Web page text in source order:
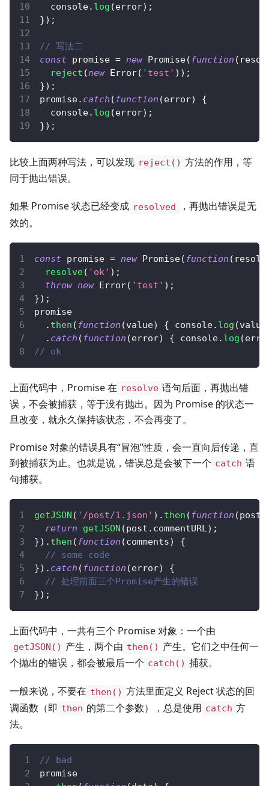
console. log (error) ;
}) ;
// 写法二
const promise = new Promise( function (
reject (new Error( 'test' ) ) ;
}) ;
promise. catch ( function (error)
{
console. log (error) ;
}) ;
比较上面两种写法，可以发现 reject() 方法的作用，等
同于抛出错误。
如果 Promise 状态已经变成 resolved
，再抛出错误是无
效的。
const promise = new Promise( function (
resolve( 'ok' ) ;
throw new Error( 'test' ) ;
}) ;
promise
. then ( function (value) { console. log (value
. catch ( function (error) { console. log (
// ok
上面代码中，Promise 在 resolve 语句后面，再抛出错
误，不会被捕获，等于没有抛出。因为 Promise 的状态一
旦改变，就永久保持该状态，不会再变了。
Promise 对象的错误具有“冒泡”性质，会一直向后传递，直
到被捕获为止。也就是说，错误总是会被下一个 catch 语
句捕获。
getJSON ( '/post/1.json' ) . then ( function (post
return
getJSON (post . commentURL) ;
}) . then ( function (comments)
{
// some code
}) . catch ( function (error)
{
// 处理前面三个Promise产生的错误
}) ;
上面代码中，一共有三个 Promise 对象：一个由
getJSON() 产生，两个由 then() 产生。它们之中任何一
个抛出的错误，都会被最后一个 catch() 捕获。
一般来说，不要在 then() 方法里面定义 Reject 状态的回
调函数（即 then 的第二个参数），总是使用 catch 方
法。
// bad
promise